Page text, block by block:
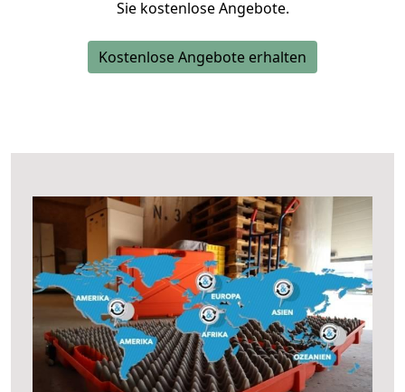
Sie kostenlose Angebote.
Kostenlose Angebote erhalten